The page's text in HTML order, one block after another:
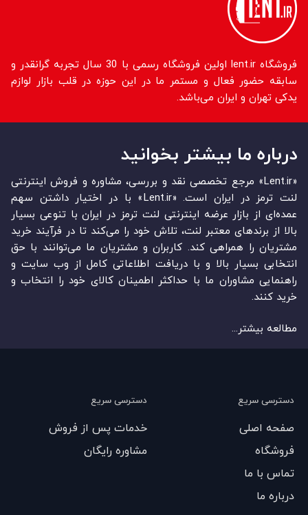
فروشگاه lent.ir اولین فروشگاه رسمی با 30 سال تجربه گرانقدر و
سابقه حضور فعال و مستمر ما در این حوزه در قلب بازار لوازم
یدکی تهران و ایران می‌باشد.
درباره ما بیشتر بخوانید
«Lent.ir» مرجع تخصصی نقد و بررسی، مشاوره و فروش اینترنتی
لنت ترمز در ایران است. «Lent.ir» با در اختیار داشتن سهم
عمده‏‌ای از بازار عرضه اینترنتی لنت ترمز در ایران با تنوعی بسیار
بالا از برندهای معتبر لنت، تلاش خود را می‌‏‏کند تا در فرآیند خرید
مشتریان را همراهی کند. کاربران و مشتریان ما می‏‏‌توانند با حق
انتخابی بسیار بالا و با دریافت اطلاعاتی کامل از وب سایت و
راهنمایی مشاوران ما با حداکثر اطمینان کالای خود را انتخاب و
خرید کنند.
مطالعه بیشتر...
دسترسی سریع
صفحه اصلی
فروشگاه
تماس با ما
درباره ما
دسترسی سریع
خدمات پس از فروش
مشاوره رایگان